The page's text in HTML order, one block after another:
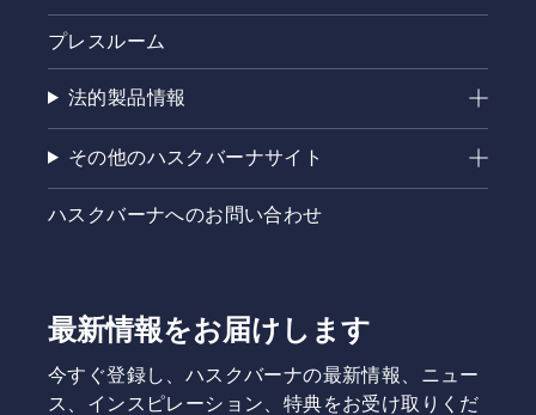
プレスルーム
法的製品情報
その他のハスクバーナサイト
ハスクバーナへのお問い合わせ
最新情報をお届けします
今すぐ登録し、ハスクバーナの最新情報、ニュー
ス、インスピレーション、特典をお受け取りくだ